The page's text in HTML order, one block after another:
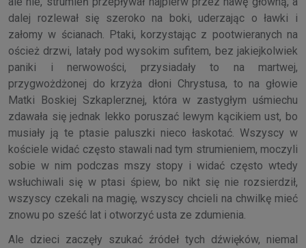
dalej rozlewał się szeroko na boki, uderzając o ławki i
załomy w ścianach. Ptaki, korzystając z pootwieranych na
oścież drzwi, latały pod wysokim sufitem, bez jakiejkolwiek
paniki i nerwowości, przysiadały to na martwej,
przygwożdżonej do krzyża dłoni Chrystusa, to na głowie
Matki Boskiej Szkaplerznej, która w zastygłym uśmiechu
zdawała się jednak lekko poruszać lewym kącikiem ust, bo
musiały ją te ptasie paluszki nieco łaskotać. Wszyscy w
kościele widać często stawali nad tym strumieniem, moczyli
sobie w nim podczas mszy stopy i widać często wtedy
wsłuchiwali się w ptasi śpiew, bo nikt się nie rozsierdził,
wszyscy czekali na magię, wszyscy chcieli na chwilkę mieć
znowu po sześć lat i otworzyć usta ze zdumienia.
Ale dzieci zaczęły szukać źródeł tych dźwięków, niemal